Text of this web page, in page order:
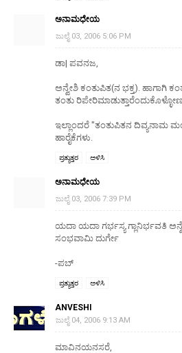
ಅನಾಮಧೇಯ
ಜುಲೈ 03, 2006 5:06 PM
ಡಾ| ಪವನಜ,
ಅನ್ವೇಶಿ ಕಂತುಪಿತ(ನ ಭಕ್ತ). ಹಾಗಾಗಿ
ತಂತು
ಇಲ್ಲಾಂದರೆ "ತಂತುಪಿತನ ದಿವ್ಯನಾಮ
ಹಾರೈಕೆಗಳು.
ಪ್ರತ್ಯುತ್ತರ ಅಳಿಸಿ
ಅನಾಮಧೇಯ
ಜುಲೈ 03, 2006 7:39 PM
ಯದಾ ಯದಾ ಗರ್ಭಸ್ಯ ಗ್ಲಾನಿರ್ಭವತಿ
ಸಂಭವಾಮಿ ದುರ್ಗೇ
-ಪಬ್
ಪ್ರತ್ಯುತ್ತರ ಅಳಿಸಿ
ANVESHI
ಜುಲೈ 04, 2006 9:13 AM
ಮಾವಿನಯನಸರೆ,